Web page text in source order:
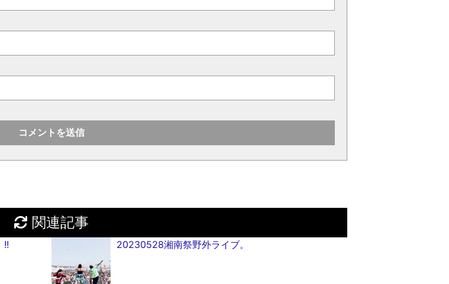
関連記事
!! 20230528湘南祭野外ライブ。